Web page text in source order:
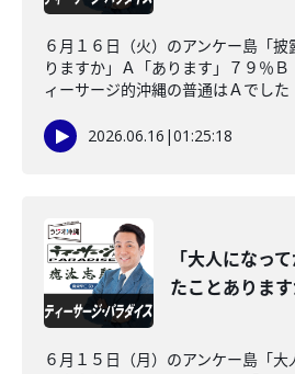
６月１６日（火）のアンケー島「
りますか」Ａ「あります」７９％
ィーサージ的沖縄の普通はＡでした
2026.06.16 |01:25:18
「大人になっ
たことあります
６月１５日（月）のアンケー島「大